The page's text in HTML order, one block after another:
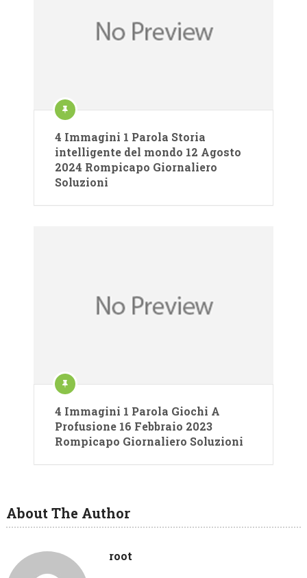
4 Immagini 1 Parola Storia
intelligente del mondo 12 Agosto
2024 Rompicapo Giornaliero
Soluzioni
4 Immagini 1 Parola Giochi A
Profusione 16 Febbraio 2023
Rompicapo Giornaliero Soluzioni
About The Author
root